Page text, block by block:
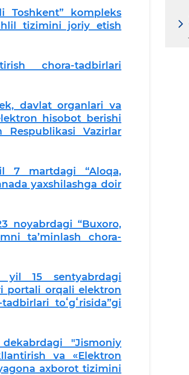
Toshkent” kompleks
tizimini joriy etish
chora-tadbirlari
davlat organlari va
hisobot berishi
Respublikasi Vazirlar
7 martdagi “Aloqa,
yaxshilashga doir
noyabrdagi “Buxoro,
taʼminlash chora-
yil 15 sentyabrdagi
portali orqali elektron
toʻgʻrisida”gi
dekabrdagi "Jismoniy
va «Elektron
axborot tizimini